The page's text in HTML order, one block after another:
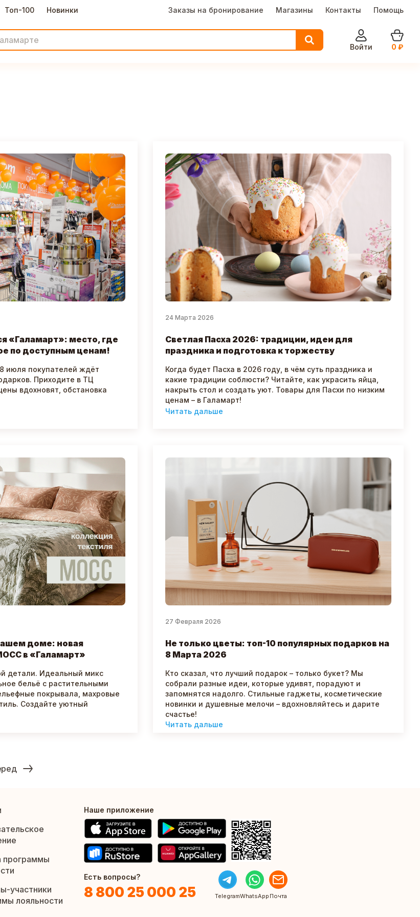
Топ-100 Новинки Заказы на бронирование Магазины Контакты Помощь
Войти
0 ₽
«Галамарт»: место, где
по доступным ценам!
июля покупателей ждёт
Приходите в ТЦ
вдохновят, обстановка
24 Марта 2026
Светлая Пасха 2026: традиции, идеи для
праздника и подготовка к торжеству
Когда будет Пасха в 2026 году, в чём суть праздника и
какие традиции соблюсти? Читайте, как украсить яйца,
накрыть стол и создать уют. Товары для Пасхи по низким
ценам – в Галамарт!
Читать дальше
доме: новая
в «Галамарт»
детали. Идеальный микс
бельё с растительными
покрывала, махровые
Создайте уютный
27 Февраля 2026
Не только цветы: топ-10 популярных подарков на
8 Марта 2026
Кто сказал, что лучший подарок – только букет? Мы
собрали разные идеи, которые удивят, порадуют и
запомнятся надолго. Стильные гаджеты, косметические
новинки и душевные мелочи – вдохновляйтесь и дарите
счастье!
Читать дальше
программы
участники
лояльности
Наше приложение
Есть вопросы?
8 800 25 000 25 TelegramWhatsApp Почта